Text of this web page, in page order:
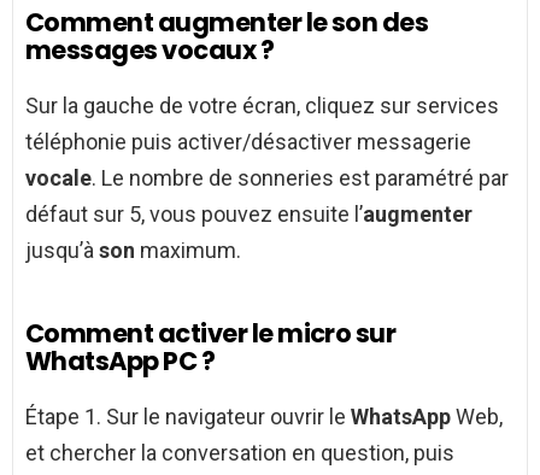
Comment augmenter le son des
messages vocaux ?
Sur la gauche de votre écran, cliquez sur services
téléphonie puis activer/désactiver messagerie
vocale. Le nombre de sonneries est paramétré par
défaut sur 5, vous pouvez ensuite l’augmenter
jusqu’à son maximum.
Comment activer le micro sur
WhatsApp PC ?
Étape 1. Sur le navigateur ouvrir le WhatsAppWeb,
et chercher la conversation en question, puis